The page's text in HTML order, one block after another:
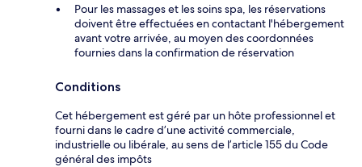
Pour les massages et les soins spa, les réservations
doivent être effectuées en contactant l'hébergement
avant votre arrivée, au moyen des coordonnées
fournies dans la confirmation de réservation
Conditions
Cet hébergement est géré par un hôte professionnel et
fourni dans le cadre d’une activité commerciale,
industrielle ou libérale, au sens de l’article 155 du Code
général des impôts